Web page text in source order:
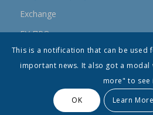
Еxchange
ЕУ ПРО
ПРРР
© Општина Топола - Сва права су
This is a notification that can be
important news. It also got a modal
more" to see
OK
Learn More